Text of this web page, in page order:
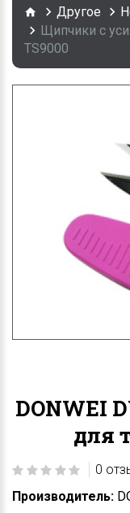
Другое
Щипчики с
TS9000
DONWEI
для
0
Производитель: